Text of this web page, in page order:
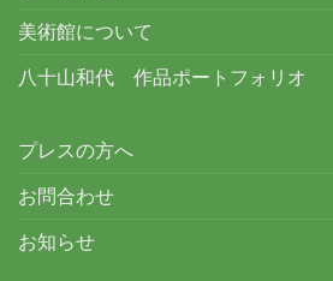
美術館について
八十山和代 作品ポートフォリオ
プレスの方へ
お問合わせ
お知らせ